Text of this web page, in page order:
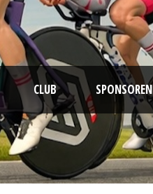
CLUB SPONSOREN